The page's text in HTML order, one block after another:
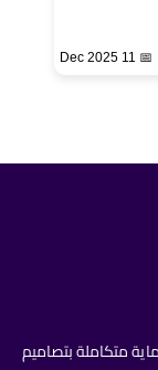
📅 11 Dec 2025
متكاملة بتصاميم